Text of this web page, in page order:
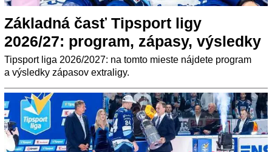
Základná časť Tipsport ligy
2026/27: program, zápasy, výsledky
Tipsport liga 2026/2027: na tomto mieste nájdete program
a výsledky zápasov extraligy.